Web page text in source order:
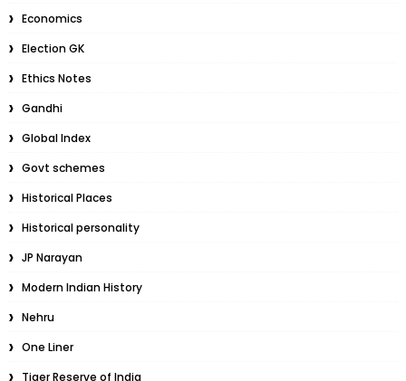
Economics
Election GK
Ethics Notes
Gandhi
Global Index
Govt schemes
Historical Places
Historical personality
JP Narayan
Modern Indian History
Nehru
One Liner
Tiger Reserve of India